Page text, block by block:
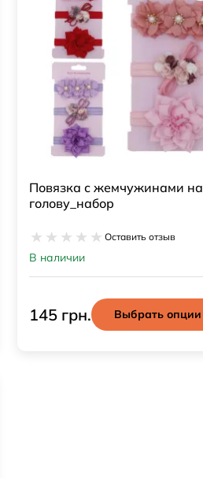
Повязка с жемчужинами на
голову_набор
Оставить отзыв
В наличии
145 грн. Выбрать опции